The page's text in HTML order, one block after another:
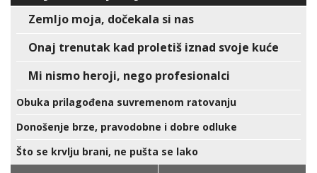
Zemljo moja, dočekala si nas
Onaj trenutak kad proletiš iznad svoje kuće
Mi nismo heroji, nego profesionalci
Obuka prilagođena suvremenom ratovanju
Donošenje brze, pravodobne i dobre odluke
Što se krvlju brani, ne pušta se lako